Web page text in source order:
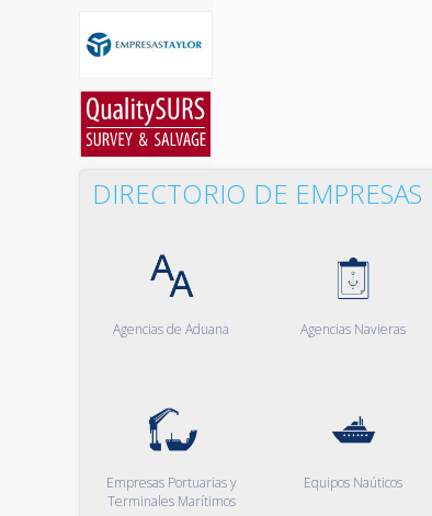
DIRECTORIO DE EMPRESAS
Agencias de Aduana Agencias Navieras
Empresas Portuarias y
Terminales Marítimos
Equipos Naúticos